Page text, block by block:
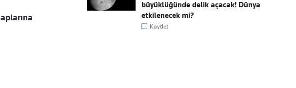
büyüklüğünde delik açacak! Dünya
etkilenecek mi?
Kaydet